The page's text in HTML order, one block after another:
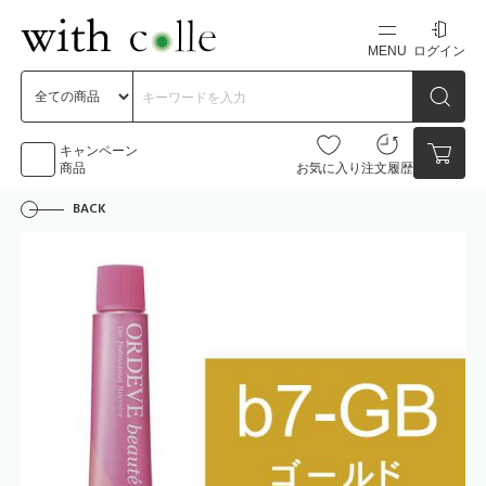
MENU
新規会員登録
ログイン
キャンペーン
商品
お気に入り 注文履歴
カートの中身を見る
BACK